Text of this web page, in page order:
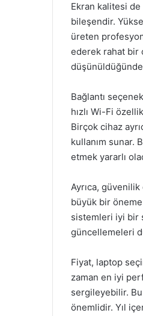
Ekran kalitesi
bileşendir.
üreten
ederek rahat bir
Bağlantı
hızlı Wi-Fi
Birçok cihaz
kullanım sunar.
etmek yararlı
Ayrıca,
büyük bir
sistemleri iyi bir
güncellemeleri
Fiyat, laptop
zaman en iyi
sergileyebilir.
önemlidir. Yıl